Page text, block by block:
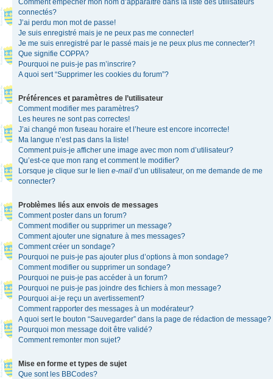
connectés?
J’ai perdu mon mot de passe!
Je suis enregistré mais je ne peux pas me connecter!
Je me suis enregistré par le passé mais je ne peux plus me connecter?!
Que signifie COPPA?
Pourquoi ne puis-je pas m’inscrire?
A quoi sert “Supprimer les cookies du forum”?
Préférences et paramètres de l’utilisateur
Comment modifier mes paramètres?
Les heures ne sont pas correctes!
J’ai changé mon fuseau horaire et l’heure est encore incorrecte!
Ma langue n’est pas dans la liste!
Comment puis-je afficher une image avec mon nom d’utilisateur?
Qu’est-ce que mon rang et comment le modifier?
Lorsque je clique sur le lien e-mail d’un utilisateur, on me demande de me
connecter?
Problèmes liés aux envois de messages
Comment poster dans un forum?
Comment modifier ou supprimer un message?
Comment ajouter une signature à mes messages?
Comment créer un sondage?
Pourquoi ne puis-je pas ajouter plus d’options à mon sondage?
Comment modifier ou supprimer un sondage?
Pourquoi ne puis-je pas accéder à un forum?
Pourquoi ne puis-je pas joindre des fichiers à mon message?
Pourquoi ai-je reçu un avertissement?
Comment rapporter des messages à un modérateur?
A quoi sert le bouton “Sauvegarder” dans la page de rédaction de message?
Pourquoi mon message doit être validé?
Comment remonter mon sujet?
Mise en forme et types de sujet
Que sont les BBCodes?